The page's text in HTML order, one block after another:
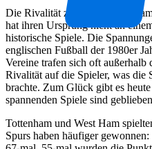
Die Rivalität zwischen
hat ihren Ursprung nicht an
historische Spiele. Die
englischen Fußball der 1980er
Vereine trafen sich oft außerhalb
Rivalität auf die Spieler, was die
brachte. Zum Glück gibt es
spannenden Spiele sind
Tottenham und West Ham
Spurs haben häufiger